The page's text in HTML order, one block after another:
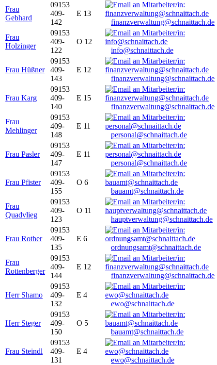
Frau
Gebhard
09153
409-
142
E 13
finanzverwaltung@schnaittach.de
Frau
Holzinger
09153
409-
122
O 12
info@schnaittach.de
Frau Hüßner
09153
409-
143
E 12
finanzverwaltung@schnaittach.de
Frau Karg
09153
409-
140
E 15
finanzverwaltung@schnaittach.de
Frau
Mehlinger
09153
409-
148
E 11
personal@schnaittach.de
Frau Pasler
09153
409-
147
E 11
personal@schnaittach.de
Frau Pfister
09153
409-
155
O 6
bauamt@schnaittach.de
Frau
Quadvlieg
09153
409-
123
O 11
hauptverwaltung@schnaittach.de
Frau Rother
09153
409-
135
E 6
ordnungsamt@schnaittach.de
Frau
Rottenberger
09153
409-
144
E 12
finanzverwaltung@schnaittach.de
Herr Shamo
09153
409-
132
E 4
ewo@schnaittach.de
Herr Steger
09153
409-
150
O 5
bauamt@schnaittach.de
Frau Steindl
09153
409-
131
E 4
ewo@schnaittach.de